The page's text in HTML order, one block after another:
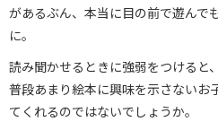
があるぶん、本当に目の前で遊んで
に。
読み聞かせるときに強弱をつけると
普段あまり絵本に興味を示さないお
てくれるのではないでしょうか。